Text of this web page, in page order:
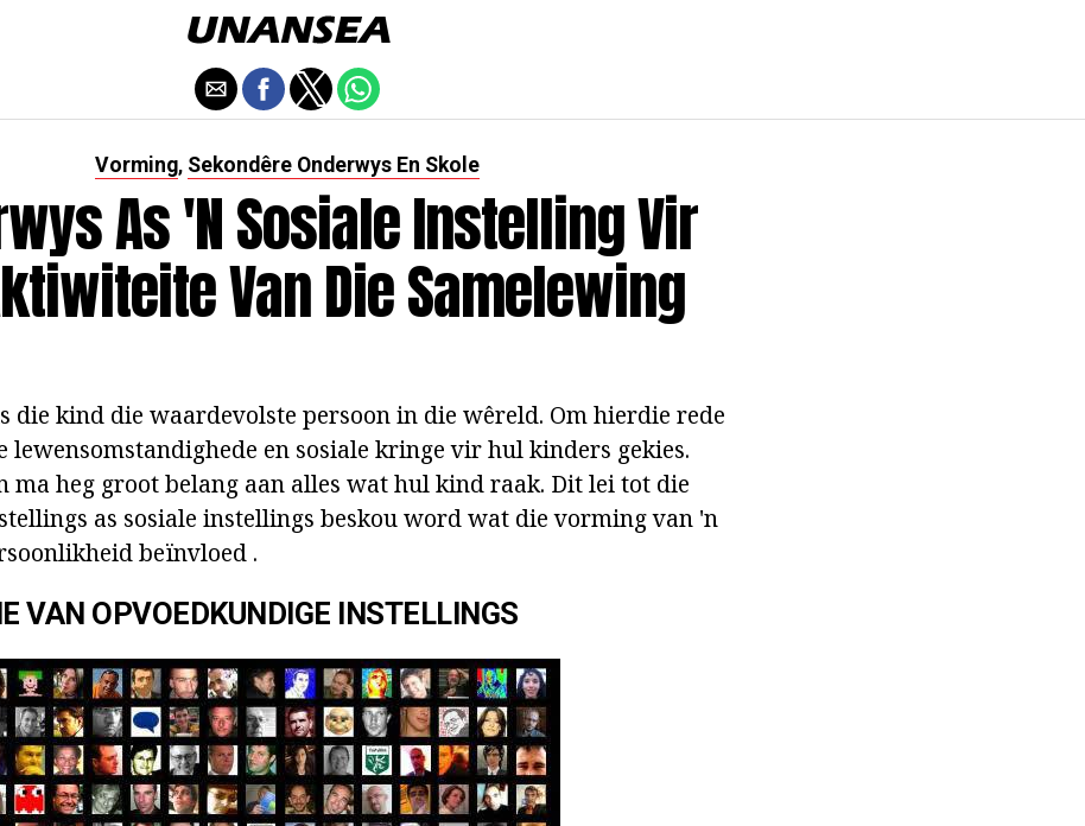
Vorming, Sekondêre Onderwys En Skole
As 'n Sosiale Instelling Vir
Van Die Samelewing
die kind die waardevolste persoon in die wêreld. Om hierdie rede
lewensomstandighede en sosiale kringe vir hul kinders gekies.
ma heg groot belang aan alles wat hul kind raak. Dit lei tot die
as sosiale instellings beskou word wat die vorming van 'n
beïnvloed .
VAN OPVOEDKUNDIGE INSTELLINGS